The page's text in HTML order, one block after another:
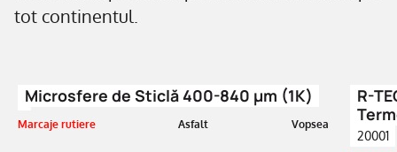
tot continentul.
Microsfere de Sticlă 400-840 µm (1K)
Marcaje rutiere Asfalt Vopsea
R-
20001